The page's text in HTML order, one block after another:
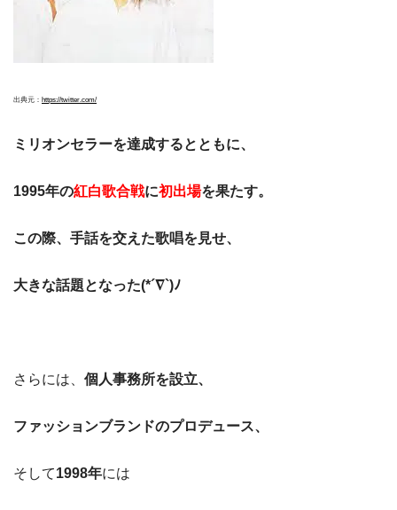
出典元： https://twitter.com/
ミリオンセラーを達成するとともに、
1995年の紅白歌合戦に初出場を果たす。
この際、手話を交えた歌唱を見せ、
大きな話題となった(*´∇`)ﾉ
さらには、 個人事務所を設立、
ファッションブランドのプロデュース、
そして1998年には